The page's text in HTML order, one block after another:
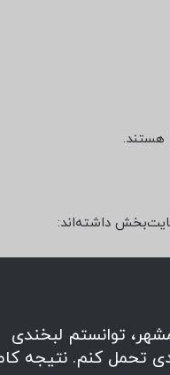
هستند.
داشته‌اند:
توانستم لبخندی
تحمل کنم. نتیجه